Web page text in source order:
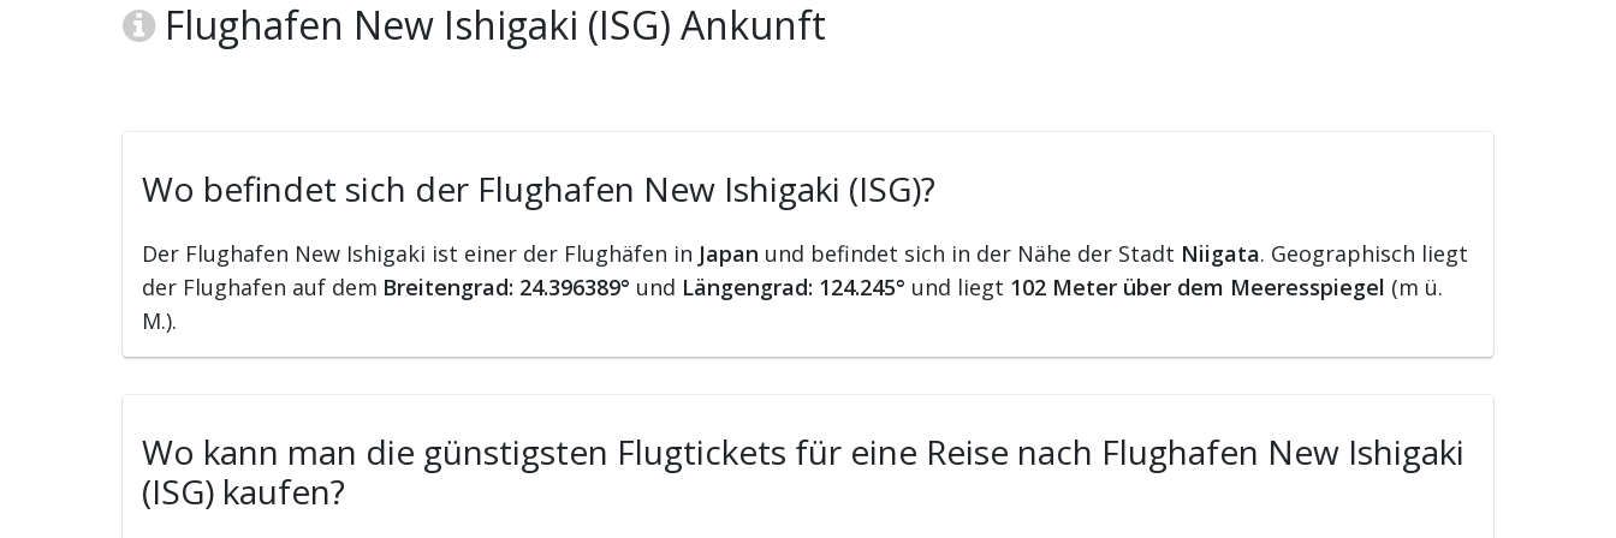
Flughafen New Ishigaki (ISG) Ankunft
Wo befindet sich der Flughafen New Ishigaki (ISG)?
Der Flughafen New Ishigaki ist einer der Flughäfen in Japan und befindet sich in der Nähe der Stadt Niigata. Geographisch liegt
der Flughafen auf dem Breitengrad: 24.396389° und Längengrad: 124.245° und liegt 102 Meter über dem Meeresspiegel (m ü.
M.).
Wo kann man die günstigsten Flugtickets für eine Reise nach Flughafen New Ishigaki
(ISG) kaufen?